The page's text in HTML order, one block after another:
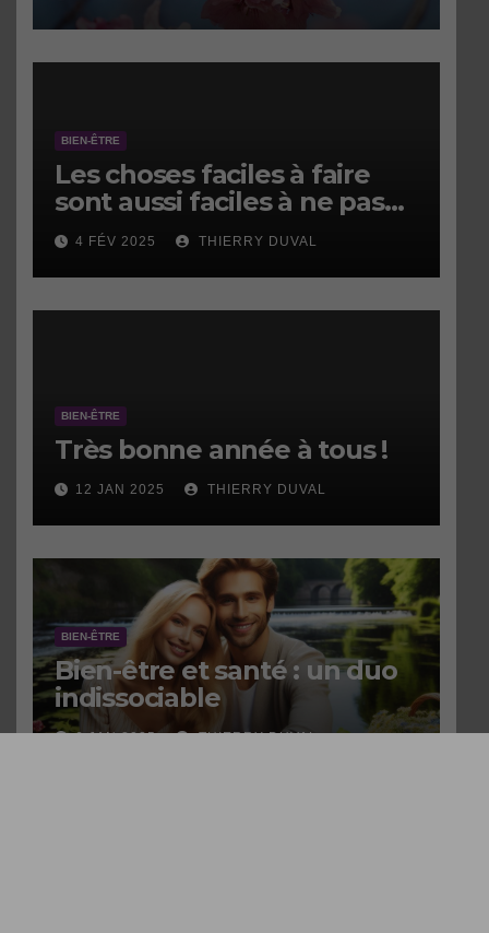
BIEN-ÊTRE
Les choses faciles à faire
sont aussi faciles à ne pas
faire.
4 FÉV 2025 THIERRY DUVAL
BIEN-ÊTRE
Très bonne année à tous !
12 JAN 2025 THIERRY DUVAL
BIEN-ÊTRE
Bien-être et santé : un duo
indissociable
6 JAN 2025 THIERRY DUVAL